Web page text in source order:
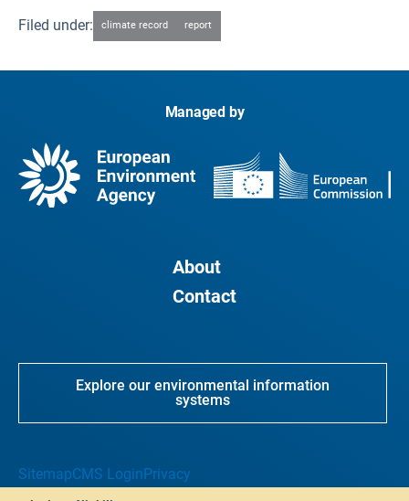
Filed under: climate record report
Managed by
About
Contact
Explore our environmental information
systems
SitemapCMS Login Privacy